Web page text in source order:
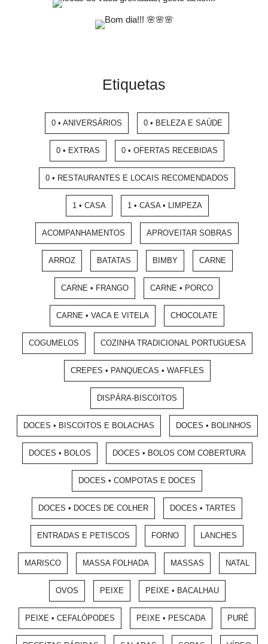
Etiquetas
0 • ANIVERSÁRIOS 0 • BELEZA E SAÚDE
0 • EXTRAS 0 • OFERTAS RECEBIDAS
0 • RESTAURANTES E LOCAIS RECOMENDADOS
1 • CASA 1 • CASA • LIMPEZA
ACOMPANHAMENTOS APROVEITAR SOBRAS
ARROZ BATATAS BIMBY CARNE
CARNE • FRANGO CARNE • PORCO
CARNE • VACA E VITELA CHOCOLATE
COGUMELOS COZINHA TRADICIONAL PORTUGUESA
CREPES • PANQUECAS • WAFFLES
DISPÁRA-BISCOITOS
DOCES • BISCOITOS E BOLACHAS DOCES • BOLINHOS
DOCES • BOLOS DOCES • BOLOS COM COBERTURA
DOCES • COMPOTAS E DOCES
DOCES • DOCES DE COLHER DOCES • TARTES
ENTRADAS E PETISCOS FORNO LANCHES
MARISCO MASSA FOLHADA MASSAS NATAL
OVOS PEIXE PEIXE • BACALHAU
PEIXE • CEFALÓPODES PEIXE • PESCADA PURÉ